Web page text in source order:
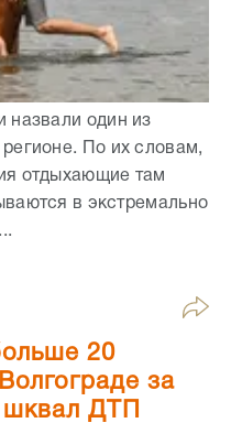
назвали один из
По их словам,
отдыхающие там
в экстремально
20
за
ДТП